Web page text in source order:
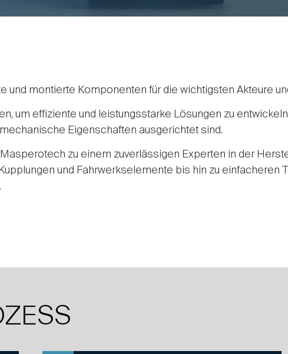
montierte Komponenten für die wichtigsten Akteure
um effiziente und leistungsstarke Lösungen zu
Eigenschaften ausgerichtet sind.
zu einem zuverlässigen Experten in der
und Fahrwerkselemente bis hin zu einfacheren